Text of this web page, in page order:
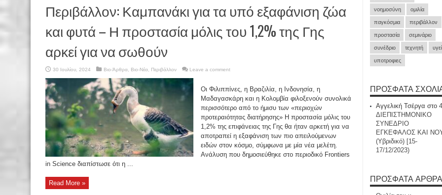
Περιβάλλον: Καμπανάκι για τα υπό εξαφάνιση ζώα
και φυτά – Η προστασία μόλις του 1,2% της Γης
αρκεί για να σωθούν
30 Ιουλίου, 2024 Βιο-Άρθρα Βιο-Νέα Περιβάλλον Leave a comment
Οι Φιλιππίνες, η Βραζιλία, η Ινδονησία, η
Μαδαγασκάρη και η Κολομβία φιλοξενούν συνολικά
περισσότερο από το ήμισυ των «περιοχών
προτεραιότητας διατήρησης» Η προστασία μόλις του
1,2% της επιφάνειας της Γης θα ήταν αρκετή για να
αποτραπεί η εξαφάνιση των πιο απειλούμενων
ειδών στον κόσμο, σύμφωνα με μία νέα μελέτη.
Ανάλυση που δημοσιεύθηκε στο περιοδικό Frontiers
in Science διαπίστωσε ότι η ...
Read More »
νοημοσύνη ομιλία
παγκόσμια περιβάλλον
προστασία σεμινάριο
συνέδριο τεχνητή
υποτροφιες
ΠΡΌΣΦΑΤΑ
Αγγελική Τσέργα στο
ΔΙΕΠΙΣΤΗΜΟΝΙΚΟ
ΣΥΝΕΔΡΙΟ
ΕΓΚΕΦΑΛΟΣ ΚΑΙ
(Υβριδικό) [15-
17/12/2023)
ΠΡΌΣΦΑΤΑ ΆΡΘΡΑ